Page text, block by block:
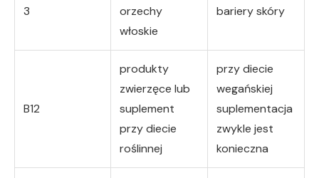
3
orzechy
włoskie
bariery skóry
B12
produkty
zwierzęce lub
suplement
przy diecie
roślinnej
przy diecie
wegańskiej
suplementacja
zwykle jest
konieczna